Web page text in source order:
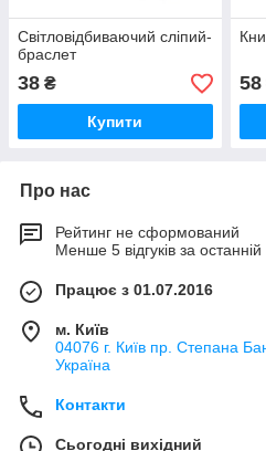
Світловідбиваючий сліпий-
браслет
38 ₴
Купити
58
Про нас
Рейтинг не сформований
Менше 5 відгуків за останній
Працює з 01.07.2016
м. Київ
04076 г. Київ пр. Степана
Україна
Контакти
Сьогодні вихідний